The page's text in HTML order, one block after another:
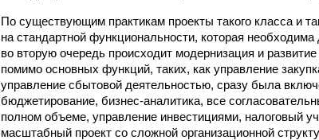
По существующим практикам проекты такого класса и
на стандартной функциональности, которая
во вторую очередь происходит модернизация и
помимо основных функций, таких, как управление
управление сбытовой деятельностью, сразу была
бюджетирование, бизнес-аналитика, все
полном объеме, управление инвестициями, налоговый
масштабный проект со сложной организационной